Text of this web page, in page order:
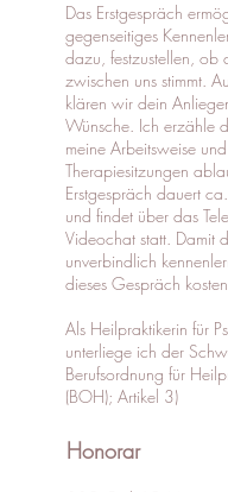
Das Erstgespräch
gegenseitiges
dazu, festzustellen, ob
zwischen uns stimmt.
klären wir dein
Wünsche. Ich erzähle
meine Arbeitsweise
Therapiesitzungen
Erstgespräch dauert
und findet über das
Videochat statt. Damit
unverbindlich
dieses Gespräch
Als Heilpraktikerin für
unterliege ich der
Berufsordnung für
(BOH); Artikel 3)
Honorar